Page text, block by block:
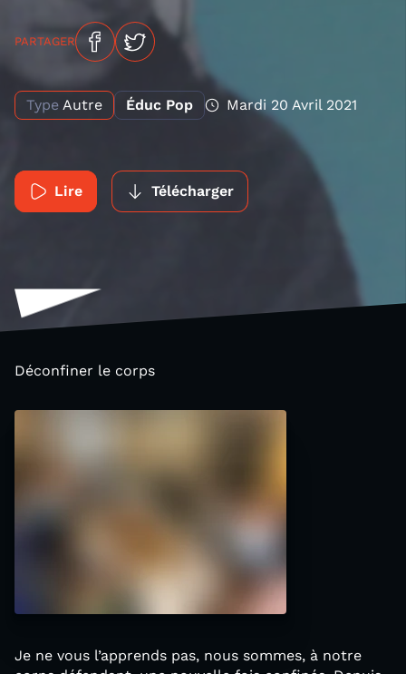
PARTAGER
Type Autre Éduc Pop Mardi 20 Avril 2021
Lire Télécharger
Déconfiner le corps
Je ne vous l’apprends pas, nous sommes, à notre